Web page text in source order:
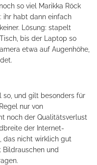
so viel Marikka Röck
ihr habt dann einfach
Lösung: stapelt
bis der Laptop so
etwa auf Augenhöhe,
so, und gilt besonders für
nur von
noch der Qualitätsverlust
der Internet-
das nicht wirklich gut
und